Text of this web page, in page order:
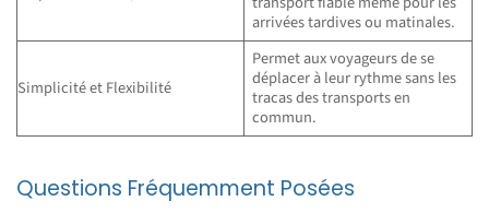
arrivées tardives ou matinales.
Simplicité et Flexibilité
Permet aux voyageurs de se
déplacer à leur rythme sans les
tracas des transports en
commun.
Questions Fréquemment Posées